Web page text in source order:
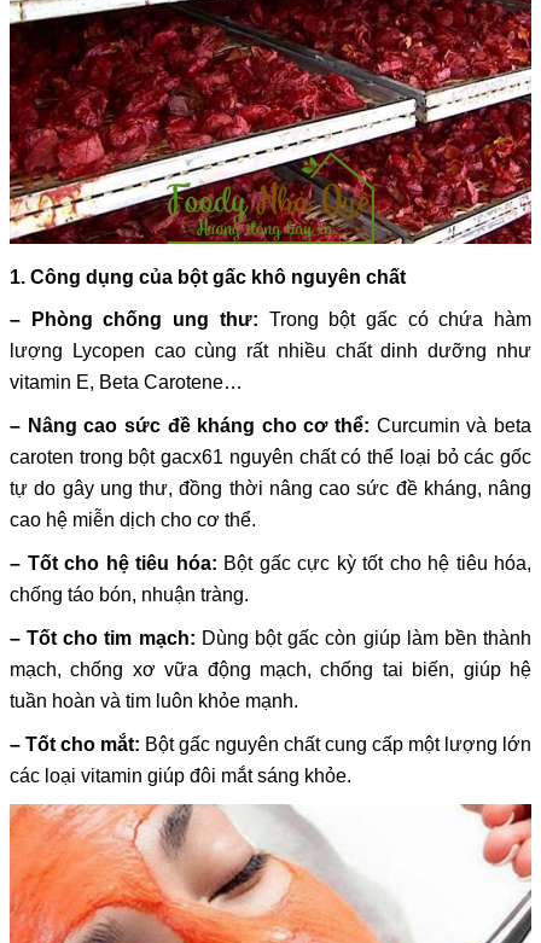
1. Công dụng của bột gấc khô nguyên chất
– Phòng chống ung thư: Trong bột gấc có chứa hàm
lượng Lycopen cao cùng rất nhiều chất dinh dưỡng như
vitamin E, Beta Carotene…
– Nâng cao sức đề kháng cho cơ thể: Curcumin và beta
caroten trong bột gacx61 nguyên chất có thể loại bỏ các gốc
tự do gây ung thư, đồng thời nâng cao sức đề kháng, nâng
cao hệ miễn dịch cho cơ thể.
– Tốt cho hệ tiêu hóa: Bột gấc cực kỳ tốt cho hệ tiêu hóa,
chống táo bón, nhuận tràng.
– Tốt cho tim mạch: Dùng bột gấc còn giúp làm bền thành
mạch, chống xơ vữa động mạch, chống tai biến, giúp hệ
tuần hoàn và tim luôn khỏe mạnh.
– Tốt cho mắt: Bột gấc nguyên chất cung cấp một lượng lớn
các loại vitamin giúp đôi mắt sáng khỏe.